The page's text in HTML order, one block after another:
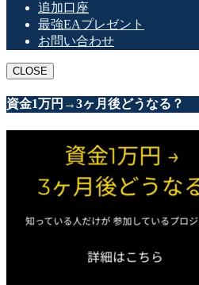
追加口座
最強EAプレゼント
お問い合わせ
CLOSE
資金1万円→3ヶ月後どうなる？